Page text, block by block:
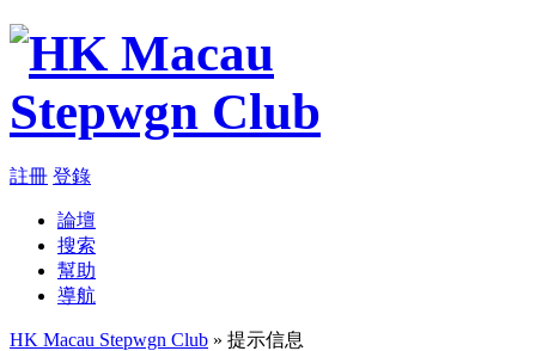
註冊 登錄
論壇
搜索
幫助
導航
HK Macau Stepwgn Club » 提示信息